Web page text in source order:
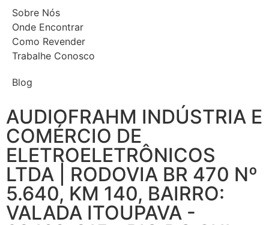
Sobre Nós
Onde Encontrar
Como Revender
Trabalhe Conosco
Blog
AUDIOFRAHM INDÚSTRIA E
COMÉRCIO DE
ELETROELETRÔNICOS
LTDA | RODOVIA BR 470 Nº
5.640, KM 140, BAIRRO:
VALADA ITOUPAVA -